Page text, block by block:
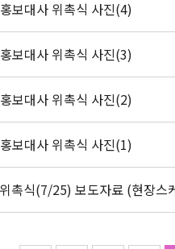
보대사 위촉식 사진(4)
보대사 위촉식 사진(3)
보대사 위촉식 사진(2)
보대사 위촉식 사진(1)
촉식(7/25) 보도자료 (현장스